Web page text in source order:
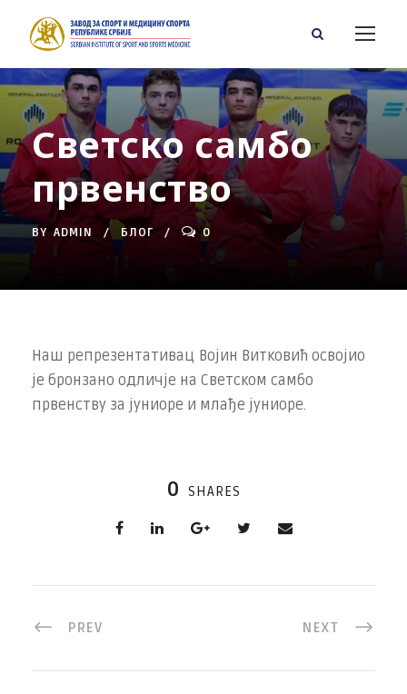
Светско самбо
првенство
BY ADMIN БЛОГ 0
Наш репрезентативац Војин Витковић освојио
је бронзано одличје на Светском самбо
првенству за јуниоре и млађе јуниоре.
0 SHARES
PREV NEXT